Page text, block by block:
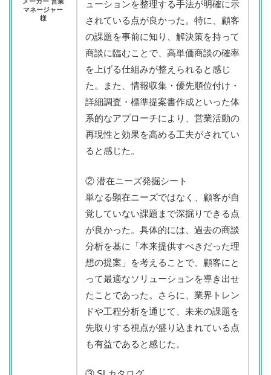
マネージャー
様
ューションを整理する手法が明確に示
されている点が良かった。特に、顧客
の課題を事前に知り、解決策を持って
商談に臨むことで、高単価商談の確率
を上げる仕組みが整えられると感じ
た。また、情報収集・優先順位付け・
詳細調査・標準提案書作成といった体
系的なアプローチにより、営業活動の
再現性と効果を高める工夫がされてい
ると感じた。
② 潜在ニーズ発掘シート
単なる顕在ニーズではなく、顧客が自
覚していない課題まで深掘りできる点
が良かった。具体的には、過去の商談
分析を基に「本来提供すべきだった理
想の提案」を考えることで、顧客にと
って最適なソリューションを導き出せ
たことであった。さらに、業界トレン
ドや工程分析を通じて、未来の課題を
先取りする視点が盛り込まれている点
も有益であると感じた。